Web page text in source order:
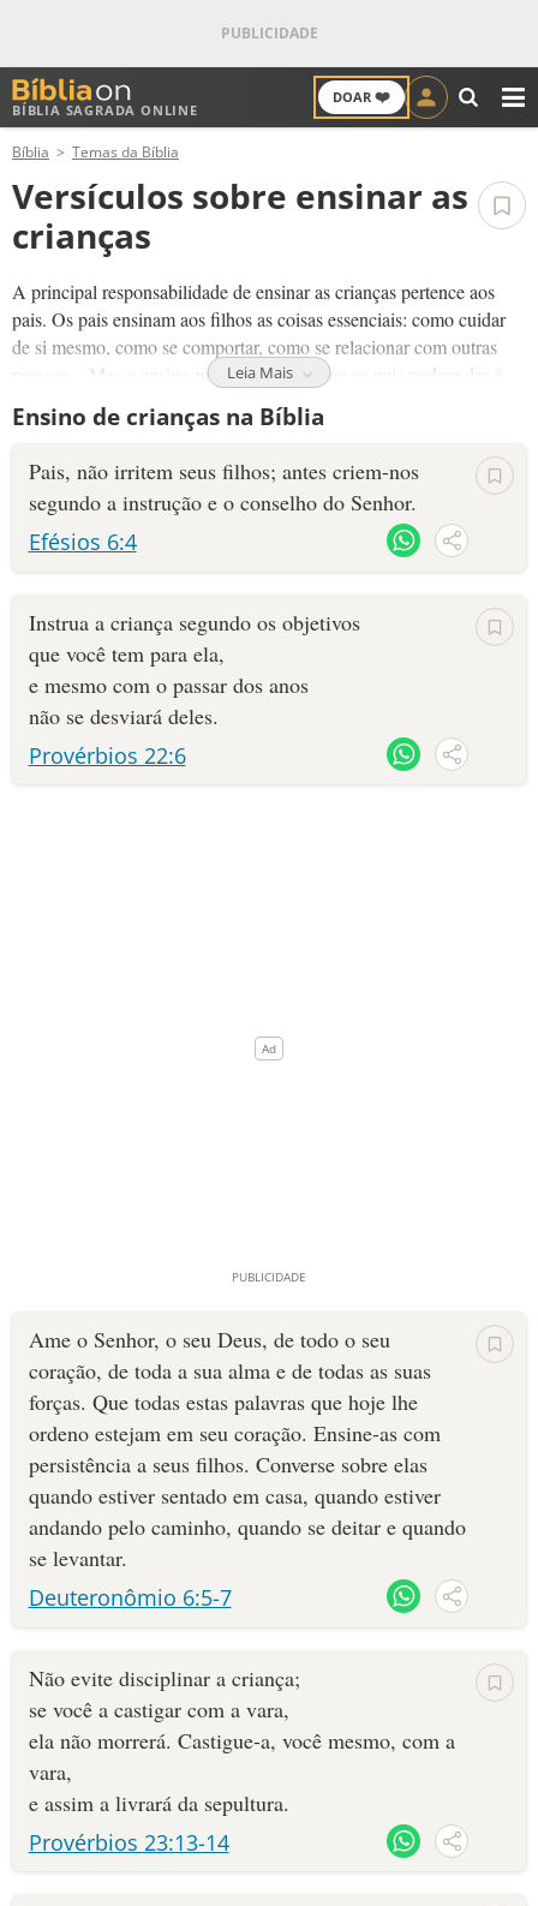
BÍBLIA SAGRADA ONLINE
DOAR ❤️
ANTIGO TESTAMENTO
NOVO TESTAMENTO
VERSÍCULO DO DIA
SALMO DO DIA
DEVOCIONAL DIÁRIO
ESTUDOS BÍBLICOS
ESBOÇOS DE PREGAÇÃO
TEMAS
Bíblia Temas da Bíblia
Versículos sobre ensinar as
crianças
A principal responsabilidade de ensinar as crianças pertence aos
pais. Os pais ensinam aos filhos as coisas essenciais: como cuidar
de si mesmo, como se comportar, como se relacionar com outras
pessoas... Mas o ensino mais importante que os pais podem dar é
sobre Deus.
encontrar ajuda na sua vida. Até crianças muito pequenas podem
aprender sobre Jesus.
Leia Mais
Ensino de crianças na Bíblia
Pais, não irritem seus filhos; antes criem-nos
segundo a instrução e o conselho do Senhor.
Efésios 6:4
Instrua a criança segundo os objetivos
que você tem para ela,
e mesmo com o passar dos anos
não se desviará deles.
Provérbios 22:6
Ame o Senhor, o seu Deus, de todo o seu
coração, de toda a sua alma e de todas as suas
forças. Que todas estas palavras que hoje lhe
ordeno estejam em seu coração. Ensine-as com
persistência a seus filhos. Converse sobre elas
quando estiver sentado em casa, quando estiver
andando pelo caminho, quando se deitar e quando
se levantar.
Deuteronômio 6:5-7
Não evite disciplinar a criança;
se você a castigar com a vara,
ela não morrerá. Castigue-a, você mesmo, com a
vara,
e assim a livrará da sepultura.
Provérbios 23:13-14